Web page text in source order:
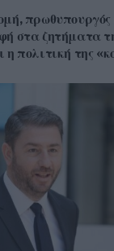
στα ζητήματα
η πολιτική της